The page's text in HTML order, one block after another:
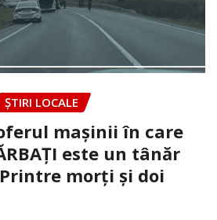
ȘTIRI LOCALE
mașinii în care
este un tânăr
Printre morți și doi